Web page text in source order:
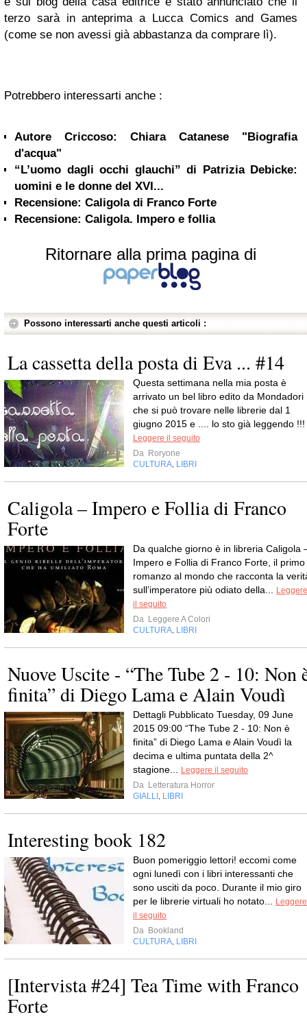
terzo sarà in anteprima a Lucca Comics and Games
(come se non avessi già abbastanza da comprare lì).
Potrebbero interessarti anche :
Autore Criccoso: Chiara Catanese "Biografia
d'acqua"
“L’uomo dagli occhi glauchi” di Patrizia Debicke:
uomini e le donne del XVI...
Recensione: Caligola di Franco Forte
Recensione: Caligola. Impero e follia
Ritornare alla prima pagina di
Possono interessarti anche questi articoli :
La cassetta della posta di Eva ... #14
Questa settimana nella mia posta è
arrivato un bel libro edito da Mondadori
che si può trovare nelle librerie dal 1
giugno 2015 e .... lo sto già leggendo !!!
Leggere il seguito
Da Roryone
CULTURA LIBRI
Caligola – Impero e Follia di Franco
Forte
Da qualche giorno è in libreria Caligola
Impero e Follia di Franco Forte, il primo
romanzo al mondo che racconta la
sull’imperatore più odiato della...
Leggere
il seguito
Da Leggere A Colori
CULTURA LIBRI
Nuove Uscite - “The Tube 2 - 10: Non
finita” di Diego Lama e Alain Voudì
Dettagli Pubblicato Tuesday, 09 June
2015 09:00 “The Tube 2 - 10: Non è
finita” di Diego Lama e Alain Voudì la
decima e ultima puntata della 2^
stagione...
Leggere il seguito
Da Letteratura Horror
GIALLI
LIBRI
Interesting book 182
Buon pomeriggio lettori! eccomi come
ogni lunedì con i libri interessanti che
sono usciti da poco. Durante il mio giro
per le librerie virtuali ho notato...
Leggere
il seguito
Da Bookland
CULTURA LIBRI
[Intervista #24] Tea Time with Franco
Forte